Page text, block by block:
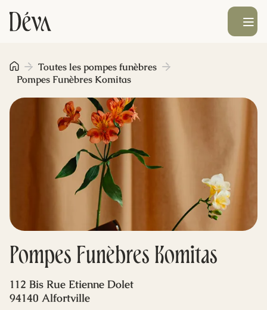
Obsèques
Prévoyance
Monument funéraire
Livraison de fleurs
Blog
Ouvrir le
Pompes Funèbres Komitas
Toutes les pompes funèbres
Pompes Funèbres Komitas
112 Bis Rue Etienne Dolet
94140 Alfortville